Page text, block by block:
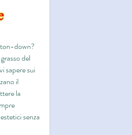
down?
del
sapere sui
il
la
senza